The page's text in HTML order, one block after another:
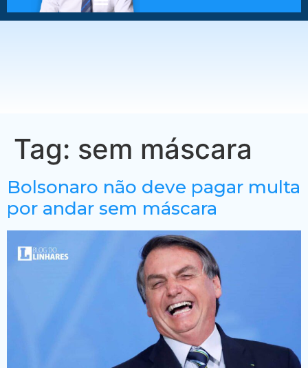
Tag: sem máscara
Bolsonaro não deve pagar multa
por andar sem máscara